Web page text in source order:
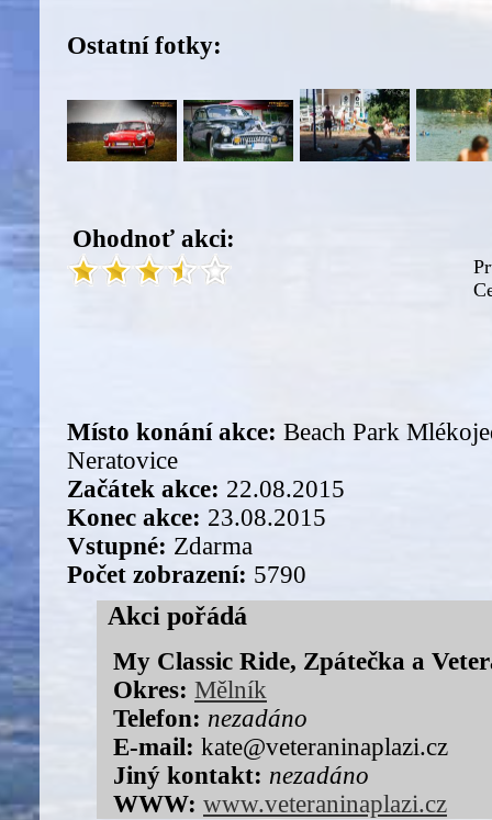
Ostatní fotky:
Ohodnoť akci:
Místo konání akce: Beach Park
Neratovice
Začátek akce: 22.08.2015
Konec akce: 23.08.2015
Vstupné: Zdarma
Počet zobrazení: 5790
Akci pořádá
My Classic Ride, Zpátečka a
Okres: Mělník
Telefon: nezadáno
E-mail: kate@veteraninaplazi.cz
Jiný kontakt: nezadáno
WWW: www.veteraninaplazi.cz